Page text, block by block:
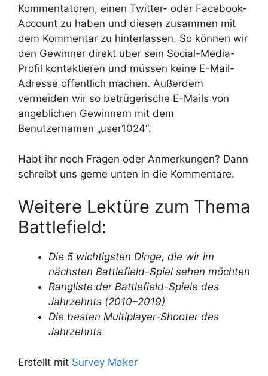
Kommentatoren, einen Twitter- oder Facebook-
Account zu haben und diesen zusammen mit
dem Kommentar zu hinterlassen. So können wir
den Gewinner direkt über sein Social-Media-
Profil kontaktieren und müssen keine E-Mail-
Adresse öffentlich machen. Außerdem
vermeiden wir so betrügerische E-Mails von
angeblichen Gewinnern mit dem
Benutzernamen „user1024“.
Habt ihr noch Fragen oder Anmerkungen? Dann
schreibt uns gerne unten in die Kommentare.
Weitere Lektüre zum Thema
Battlefield:
Die 5 wichtigsten Dinge, die wir im
nächsten Battlefield-Spiel sehen möchten
Rangliste der Battlefield-Spiele des
Jahrzehnts (2010–2019)
Die besten Multiplayer-Shooter des
Jahrzehnts
Erstellt mit Survey Maker